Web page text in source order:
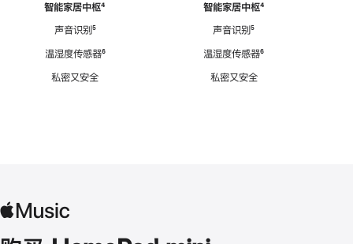
智能家居中枢脚
⁴
声音识别脚
⁵
温湿度传感器脚
⁶
私密又安全
智能家居中枢脚
⁴
声音识别脚
⁵
温湿度传感器脚
⁶
私密又安全